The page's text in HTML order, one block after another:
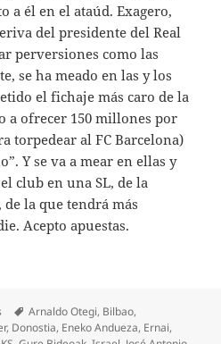
a él en el ataúd. Exagero,
del presidente del Real
perversiones como las
se ha meado en las y los
el fichaje más caro de la
a ofrecer 150 millones por
torpedear al FC Barcelona)
Y se va a mear en ellas y
club en una SL, de la
la que tendrá más
Acepto apuestas.
Etiquetas
Arnaldo Otegi, Bilbao,
, Donostia, Eneko Andueza, Ernai,